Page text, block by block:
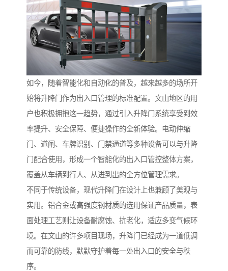
如今，随着智能化和自动化的普及，越来越多的场所开
始将升降门作为出入口管理的标准配置。文山地区的用
户也积极拥抱这一趋势，通过引入升降门系统享受到效
率提升、安全保障、便捷操作的全新体验。电动伸缩
门、道闸、车牌识别、门禁通道等多种设备可以与升降
门配合使用，形成一个智能化的出入口管控整体方案，
覆盖从车辆到行人、从进到出的全方位管理需求。
不同于传统设备，现代升降门在设计上也兼顾了美观与
实用。铝合金或高强度钢材质的选用保证产品质量，表
面处理工艺则让设备耐腐蚀、抗老化，适应多变气候环
境。在文山的许多项目现场，升降门已经成为一道低调
而可靠的防线，默默守护着每一处出入口的安全与秩
序。